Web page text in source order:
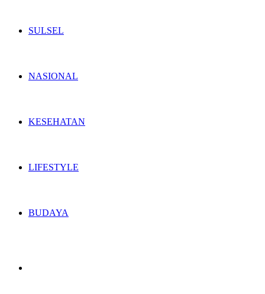
SULSEL
NASIONAL
KESEHATAN
LIFESTYLE
BUDAYA